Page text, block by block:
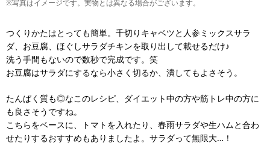
※写真はイメージです。実物とは異なる場合がございます。
つくりかたはとっても簡単。千切りキャベツと人参ミックスサラ
ダ、お豆腐、ほぐしサラダチキンを取り出して載せるだけ♪
洗う手間もないので数秒で完成です。笑
お豆腐はサラダにするなら小さく切るか、潰してもよさそう。
たんぱく質も◎なこのレシピ、ダイエット中の方や筋トレ中の方に
も良さそうですね。
こちらをベースに、トマトを入れたり、春雨サラダや生ハムと合わ
せたりするおすすめもありましたよ。サラダって無限大…！